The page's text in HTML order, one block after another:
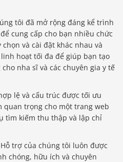
tôi đã mở rộng đáng kể trình
cung cấp cho bạn nhiều chức
và cài đặt khác nhau và
hoạt tối đa để giúp bạn tạo
nha sĩ và các chuyên gia y tế
lệ và cấu trúc được tối ưu
quan trọng cho một trang web
tìm kiếm thu thập và lập chỉ
trợ của chúng tôi luôn được
chóng, hữu ích và chuyên